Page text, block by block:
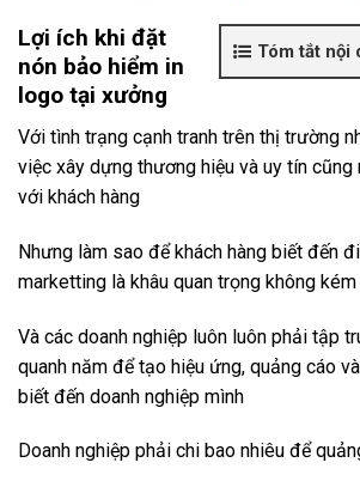
Tóm tắt nội
Lợi ích khi đặt
nón bảo hiểm in
logo tại xưởng
Với tình trạng cạnh tranh trên thị trường
việc xây dựng thương hiệu và uy tín
với khách hàng
Nhưng làm sao để khách hàng biết đến
marketting là khâu quan trọng không kém
Và các doanh nghiệp luôn luôn phải tập
quanh năm để tạo hiệu ứng, quảng cáo
biết đến doanh nghiệp mình
Doanh nghiệp phải chi bao nhiêu để